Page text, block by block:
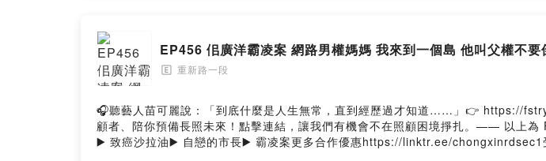
EP456 佀廣洋霸凌案 網路男權媽媽 我來到一個島 他叫父權不要
🄴 重新路一段
🎧聽藝人苗可麗說：「到底什麼是人生無常，直到經歷過才知道……」👉 https://
顧者、陪你預備長照未來！點擊連結，讓我們有機會不在照顧困境掙扎。—— 以
▶️ 致癌沙拉油▶️ 自戀的市長▶️ 霸凌案更多合作優惠https://linktr.ee/